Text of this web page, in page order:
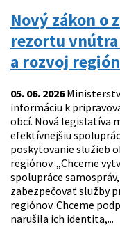
Nový zákon o
rezortu
a rozvoj
05. 06. 2026
informáciu k
obcí. Nová legislatíva
efektívnejšiu
poskytovanie služieb
regiónov. „Chceme
spolupráce
zabezpečovať služby
regiónov. Chceme
narušila ich identita,...